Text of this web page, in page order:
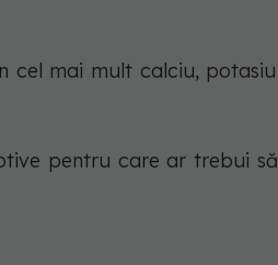
cel mai mult calciu,
pentru care ar trebui